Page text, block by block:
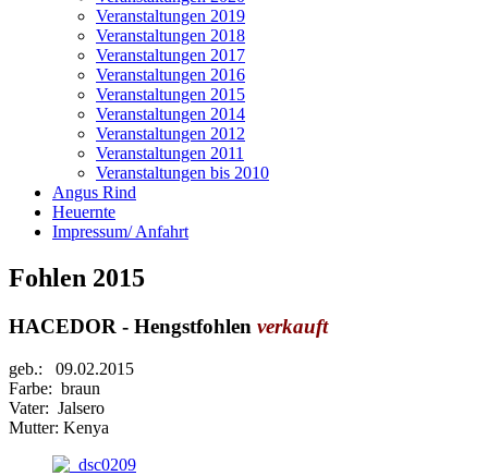
Veranstaltungen 2019
Veranstaltungen 2018
Veranstaltungen 2017
Veranstaltungen 2016
Veranstaltungen 2015
Veranstaltungen 2014
Veranstaltungen 2012
Veranstaltungen 2011
Veranstaltungen bis 2010
Angus Rind
Heuernte
Impressum/ Anfahrt
Fohlen 2015
HACEDOR - Hengstfohlen verkauft
geb.: 09.02.2015
Farbe: braun
Vater: Jalsero
Mutter: Kenya